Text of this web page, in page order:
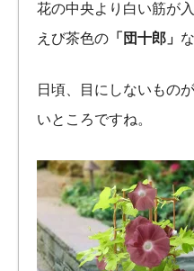
花の中央より白い筋が
えび茶色の 「団十郎」
日頃、目にしないもの
いところですね。